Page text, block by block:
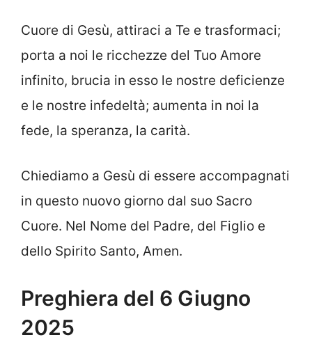
Cuore di Gesù, attiraci a Te e trasformaci;
porta a noi le ricchezze del Tuo Amore
infinito, brucia in esso le nostre deficienze
e le nostre infedeltà; aumenta in noi la
fede, la speranza, la carità.
Chiediamo a Gesù di essere accompagnati
in questo nuovo giorno dal suo Sacro
Cuore. Nel Nome del Padre, del Figlio e
dello Spirito Santo, Amen.
Preghiera del 6 Giugno
2025